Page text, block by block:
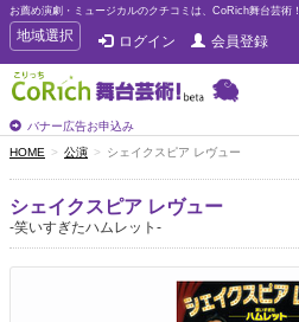
お薦め演劇・ミュージカルのクチコミは、CoRich舞台芸術！
T
o
g
g
e
n
a
v
i
g
地域選択 ログイン 会員登録
バナー広告お申込み
HOME 公演 シェイクスピア レヴュー
シェイクスピア レヴュー
-笑いすぎたハムレット-